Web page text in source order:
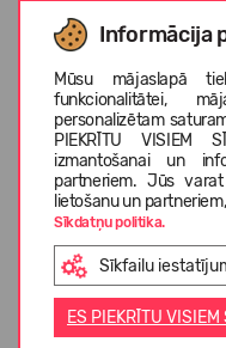
Informācija
Mūsu mājaslapā
funkcionalitātei,
personalizētam
PIEKRĪTU VISIEM
izmantošanai un
partneriem. Jūs
lietošanu un
Sīkdatņu politika.
Sīkfailu
ES PIEKRĪTU VISIEM
PAR CROCS™
KLIENTU ATSAUKSMES (0)